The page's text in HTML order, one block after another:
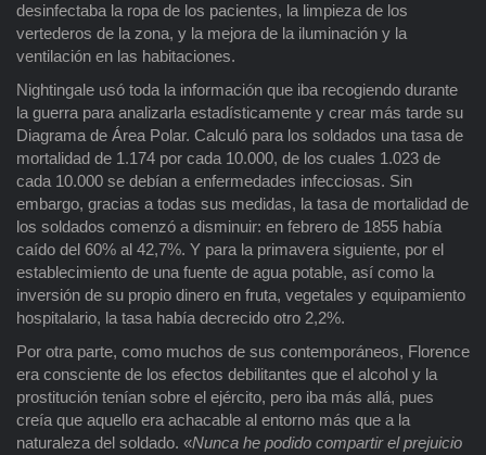
desinfectaba la ropa de los pacientes, la limpieza de los
vertederos de la zona, y la mejora de la iluminación y la
ventilación en las habitaciones.
Nightingale usó toda la información que iba recogiendo durante
la guerra para analizarla estadísticamente y crear más tarde su
Diagrama de Área Polar. Calculó para los soldados una tasa de
mortalidad de 1.174 por cada 10.000, de los cuales 1.023 de
cada 10.000 se debían a enfermedades infecciosas. Sin
embargo, gracias a todas sus medidas, la tasa de mortalidad de
los soldados comenzó a disminuir: en febrero de 1855 había
caído del 60% al 42,7%. Y para la primavera siguiente, por el
establecimiento de una fuente de agua potable, así como la
inversión de su propio dinero en fruta, vegetales y equipamiento
hospitalario, la tasa había decrecido otro 2,2%.
Por otra parte, como muchos de sus contemporáneos, Florence
era consciente de los efectos debilitantes que el alcohol y la
prostitución tenían sobre el ejército, pero iba más allá, pues
creía que aquello era achacable al entorno más que a la
naturaleza del soldado. «Nunca he podido compartir el prejuicio